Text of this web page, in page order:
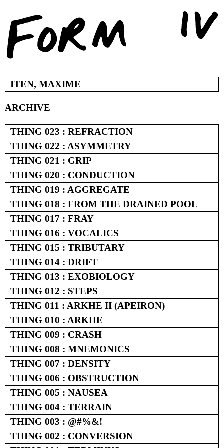
content
ITEN, MAXIME
ARCHIVE
THING 023 : REFRACTION
THING 022 : ASYMMETRY
THING 021 : GRIP
THING 020 : CONDUCTION
THING 019 : AGGREGATE
THING 018 : FROM THE DRAINED POOL
THING 017 : FRAY
THING 016 : VOCALICS
THING 015 : TRIBUTARY
THING 014 : DRIFT
THING 013 : EXOBIOLOGY
THING 012 : STEPS
THING 011 : ARKHE II (APEIRON)
THING 010 : ARKHE
THING 009 : CRASH
THING 008 : MNEMONICS
THING 007 : DENSITY
THING 006 : OBSTRUCTION
THING 005 : NAUSEA
THING 004 : TERRAIN
THING 003 : @#%&!
THING 002 : CONVERSION